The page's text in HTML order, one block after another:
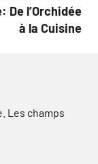
De l’Orchidée
à la Cuisine
Les champs